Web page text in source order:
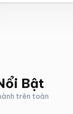
Bật
trên toàn